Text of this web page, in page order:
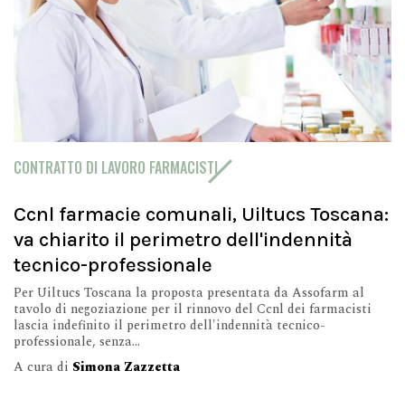
CONTRATTO DI LAVORO FARMACISTI
Ccnl farmacie comunali, Uiltucs Toscana:
va chiarito il perimetro dell'indennità
tecnico-professionale
Per Uiltucs Toscana la proposta presentata da Assofarm al
tavolo di negoziazione per il rinnovo del Ccnl dei farmacisti
lascia indefinito il perimetro dell'indennità tecnico-
professionale, senza...
A cura di Simona Zazzetta